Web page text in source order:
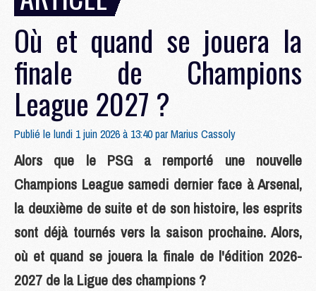
Où et quand se jouera la
finale de Champions
League 2027 ?
Publié le lundi 1 juin 2026 à 13:40 parMarius Cassoly
Alors que le PSG a remporté une nouvelle
Champions League samedi dernier face à Arsenal,
la deuxième de suite et de son histoire, les esprits
sont déjà tournés vers la saison prochaine. Alors,
où et quand se jouera la finale de l'édition 2026-
2027 de la Ligue des champions ?